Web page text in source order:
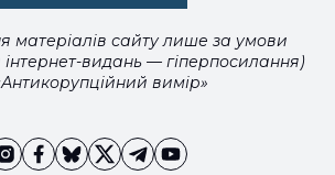
матеріалів сайту лише за умови
видань — гіперпосилання)
вимір»